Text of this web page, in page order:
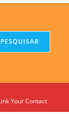
PESQUISAR
Your Contact